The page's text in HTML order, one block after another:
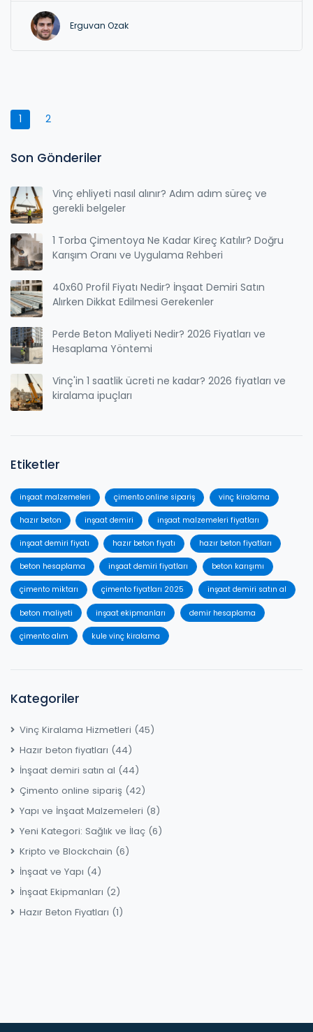
Erguvan Ozak
1 2
Son Gönderiler
Vinç ehliyeti nasıl alınır? Adım adım süreç ve
gerekli belgeler
1 Torba Çimentoya Ne Kadar Kireç Katılır? Doğru
Karışım Oranı ve Uygulama Rehberi
40x60 Profil Fiyatı Nedir? İnşaat Demiri Satın
Alırken Dikkat Edilmesi Gerekenler
Perde Beton Maliyeti Nedir? 2026 Fiyatları ve
Hesaplama Yöntemi
Vinç'in 1 saatlik ücreti ne kadar? 2026 fiyatları ve
kiralama ipuçları
Etiketler
inşaat malzemeleri çimento online sipariş vinç kiralama
hazır beton inşaat demiri inşaat malzemeleri fiyatları
inşaat demiri fiyatı hazır beton fiyatı hazır beton fiyatları
beton hesaplama inşaat demiri fiyatları beton karışımı
çimento miktarı çimento fiyatları 2025 inşaat demiri satın al
beton maliyeti inşaat ekipmanları demir hesaplama
çimento alım kule vinç kiralama
Kategoriler
Vinç Kiralama Hizmetleri (45)
Hazır beton fiyatları (44)
İnşaat demiri satın al (44)
Çimento online sipariş (42)
Yapı ve İnşaat Malzemeleri (8)
Yeni Kategori: Sağlık ve İlaç (6)
Kripto ve Blockchain (6)
İnşaat ve Yapı (4)
İnşaat Ekipmanları (2)
Hazır Beton Fiyatları (1)